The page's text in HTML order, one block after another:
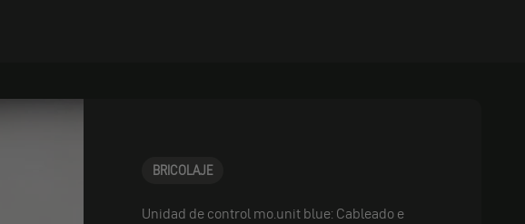
BRICOLAJE
Unidad de control mo.unit blue: Cableado e